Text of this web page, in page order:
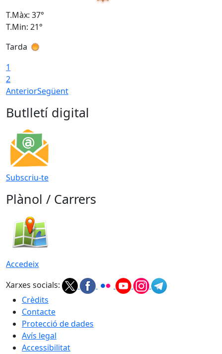
T.Màx: 37°
T.Min: 21°
Tarda
1
2
AnteriorSegüent
Butlletí digital
Subscriu-te
Plànol / Carrers
Accedeix
Xarxes socials:
Crèdits
Contacte
Protecció de dades
Avís legal
Accessibilitat